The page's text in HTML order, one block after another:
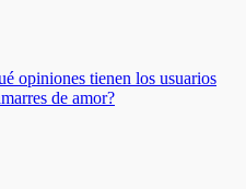
opiniones tienen los usuarios
de amor?